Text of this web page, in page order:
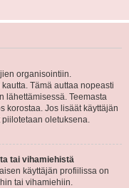
organisointiin.
Tämä auttaa nopeasti
lähettämisessä. Teemasta
korostaa. Jos lisäät käyttäjän
oletuksena.
tai vihamiehistä
käyttäjän profiilissa on
tai vihamiehiin.